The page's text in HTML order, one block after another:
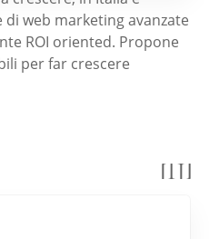
di web marketing avanzate
ROI oriented. Propone
per far crescere